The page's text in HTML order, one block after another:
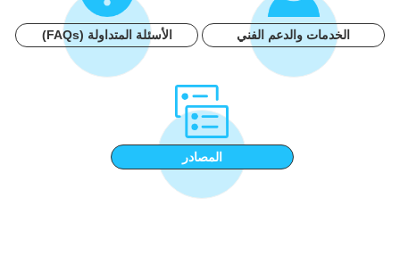
الخدمات والدعم الفني الأسئلة المتداولة (FAQs)
المصادر